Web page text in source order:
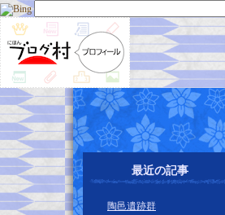
最近の記事
陶邑遺跡群